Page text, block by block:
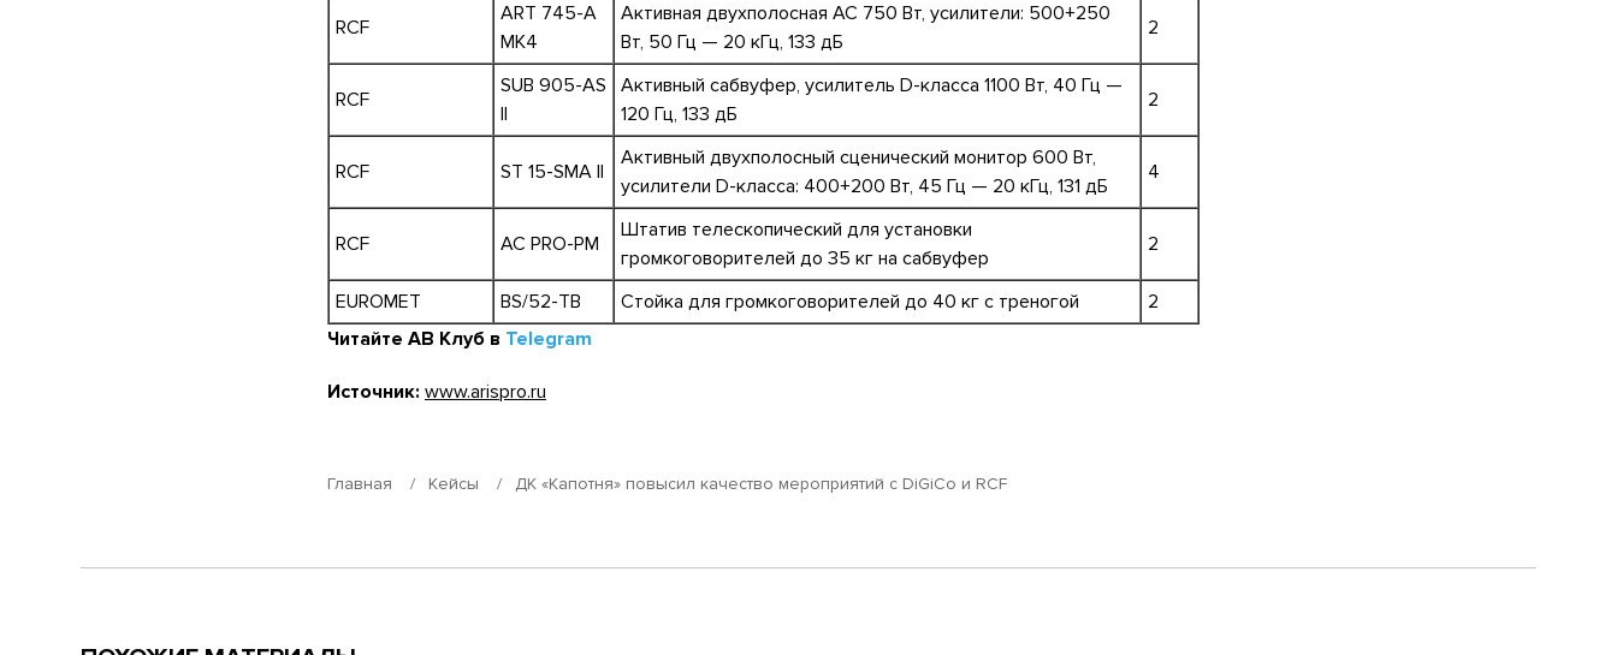
RCF
ART 745-A
MK4
Активная двухполосная АС 750 Вт, усилители: 500+250
Вт, 50 Гц — 20 кГц, 133 дБ
2
RCF
SUB 905-AS
II
Активный сабвуфер, усилитель D-класса 1100 Вт, 40 Гц —
120 Гц, 133 дБ
2
RCF ST 15-SMA II
Активный двухполосный сценический монитор 600 Вт,
усилители D-класса: 400+200 Вт, 45 Гц — 20 кГц, 131 дБ
4
RCF AC PRO-PM
Штатив телескопический для установки
громкоговорителей до 35 кг на сабвуфер
2
EUROMET BS/52-TB Стойка для громкоговорителей до 40 кг с треногой
2
Читайте АВ Клуб в Telegram
Источник: www.arispro.ru
Главная Кейсы ДК «Капотня» повысил качество мероприятий с DiGiCo и RCF